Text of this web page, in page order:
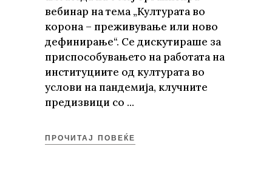
вебинар на тема „Културата во
корона – преживување или ново
дефинирање“. Се дискутираше за
приспособувањето на работата на
институциите од културата во
услови на пандемија, клучните
предизвици со
ПРОЧИТАЈ ПОВЕЌЕ